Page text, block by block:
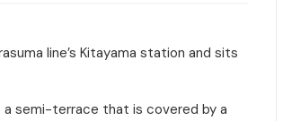
line’s Kitayama station and sits
a semi-terrace that is covered by a